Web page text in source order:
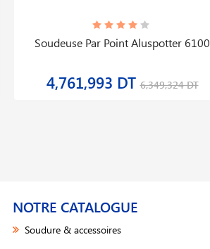
Soudeuse Par Point Aluspotter 6100
4,761,993 DT6,349,324 DT
NOTRE CATALOGUE
Soudure & accessoires